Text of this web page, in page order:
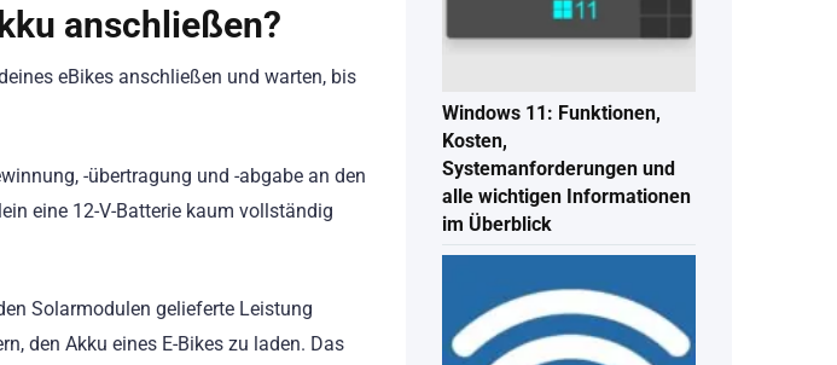
anschließen?
eBikes anschließen und warten, bis
-übertragung und -abgabe an den
eine 12-V-Batterie kaum vollständig
Solarmodulen gelieferte Leistung
den Akku eines E-Bikes zu laden. Das
Windows 11: Funktionen,
Kosten,
Systemanforderungen und
alle wichtigen Informationen
im Überblick